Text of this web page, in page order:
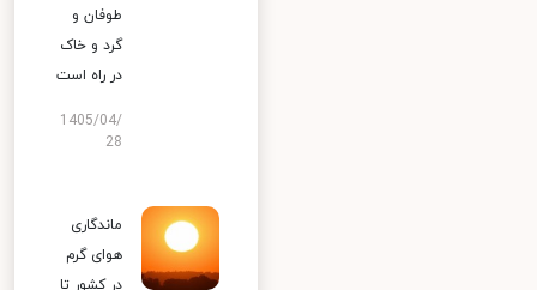
طوفان و
گرد و خاک
در راه است
1405/04/
28
ماندگاری
هوای گرم
در کشور تا